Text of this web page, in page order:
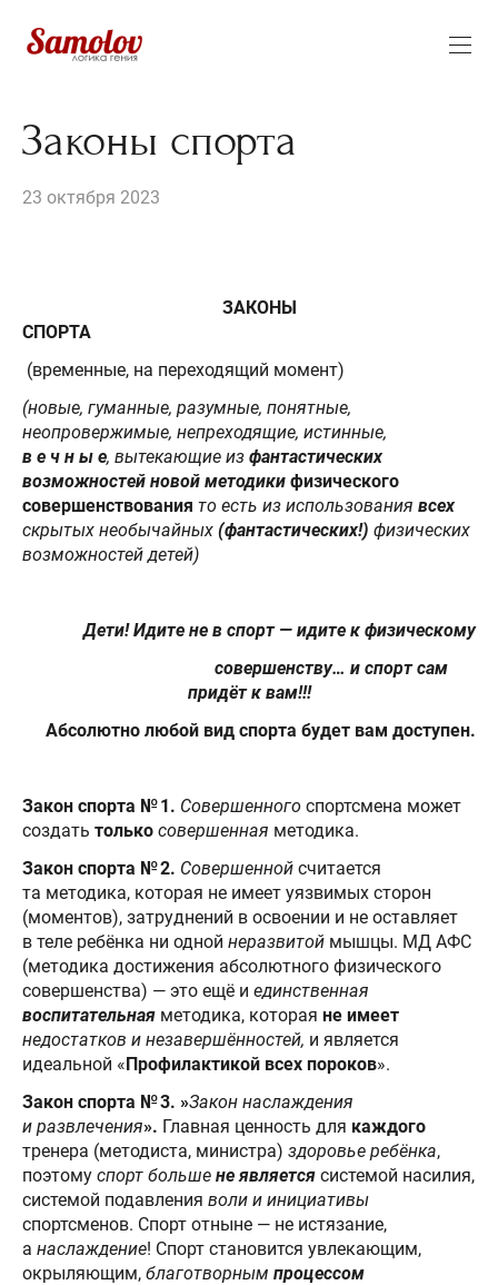
Законы спорта
23 октября 2023
ЗАКОНЫ
СПОРТА
(временные, на переходящий момент)
(новые, гуманные, разумные, понятные,
неопровержимые, непреходящие, истинные,
в е ч н ы е, вытекающие из фантастических
возможностей новой методики физического
совершенствования то есть из использования всех
скрытых необычайных (фантастических!) физических
возможностей детей)
Дети! Идите не в спорт — идите к физическому
совершенству… и спорт сам
придёт к вам!!!
Абсолютно любой вид спорта будет вам доступен.
Закон спорта № 1. Совершенного спортсмена может
создать только совершенная методика.
Закон спорта № 2. Совершенной считается
та методика, которая не имеет уязвимых сторон
(моментов), затруднений в освоении и не оставляет
в теле ребёнка ни одной неразвитой мышцы. МД АФС
(методика достижения абсолютного физического
совершенства) — это ещё и единственная
воспитательная методика, которая не имеет
недостатков и незавершённостей, и является
идеальной «Профилактикой всех пороков».
Закон спорта № 3. »Закон наслаждения
и развлечения». Главная ценность для каждого
тренера (методиста, министра) здоровье ребёнка,
поэтому спорт больше не является системой насилия,
системой подавления воли и инициативы
спортсменов. Спорт отныне — не истязание,
а наслаждение! Спорт становится увлекающим,
окрыляющим, благотворным процессом